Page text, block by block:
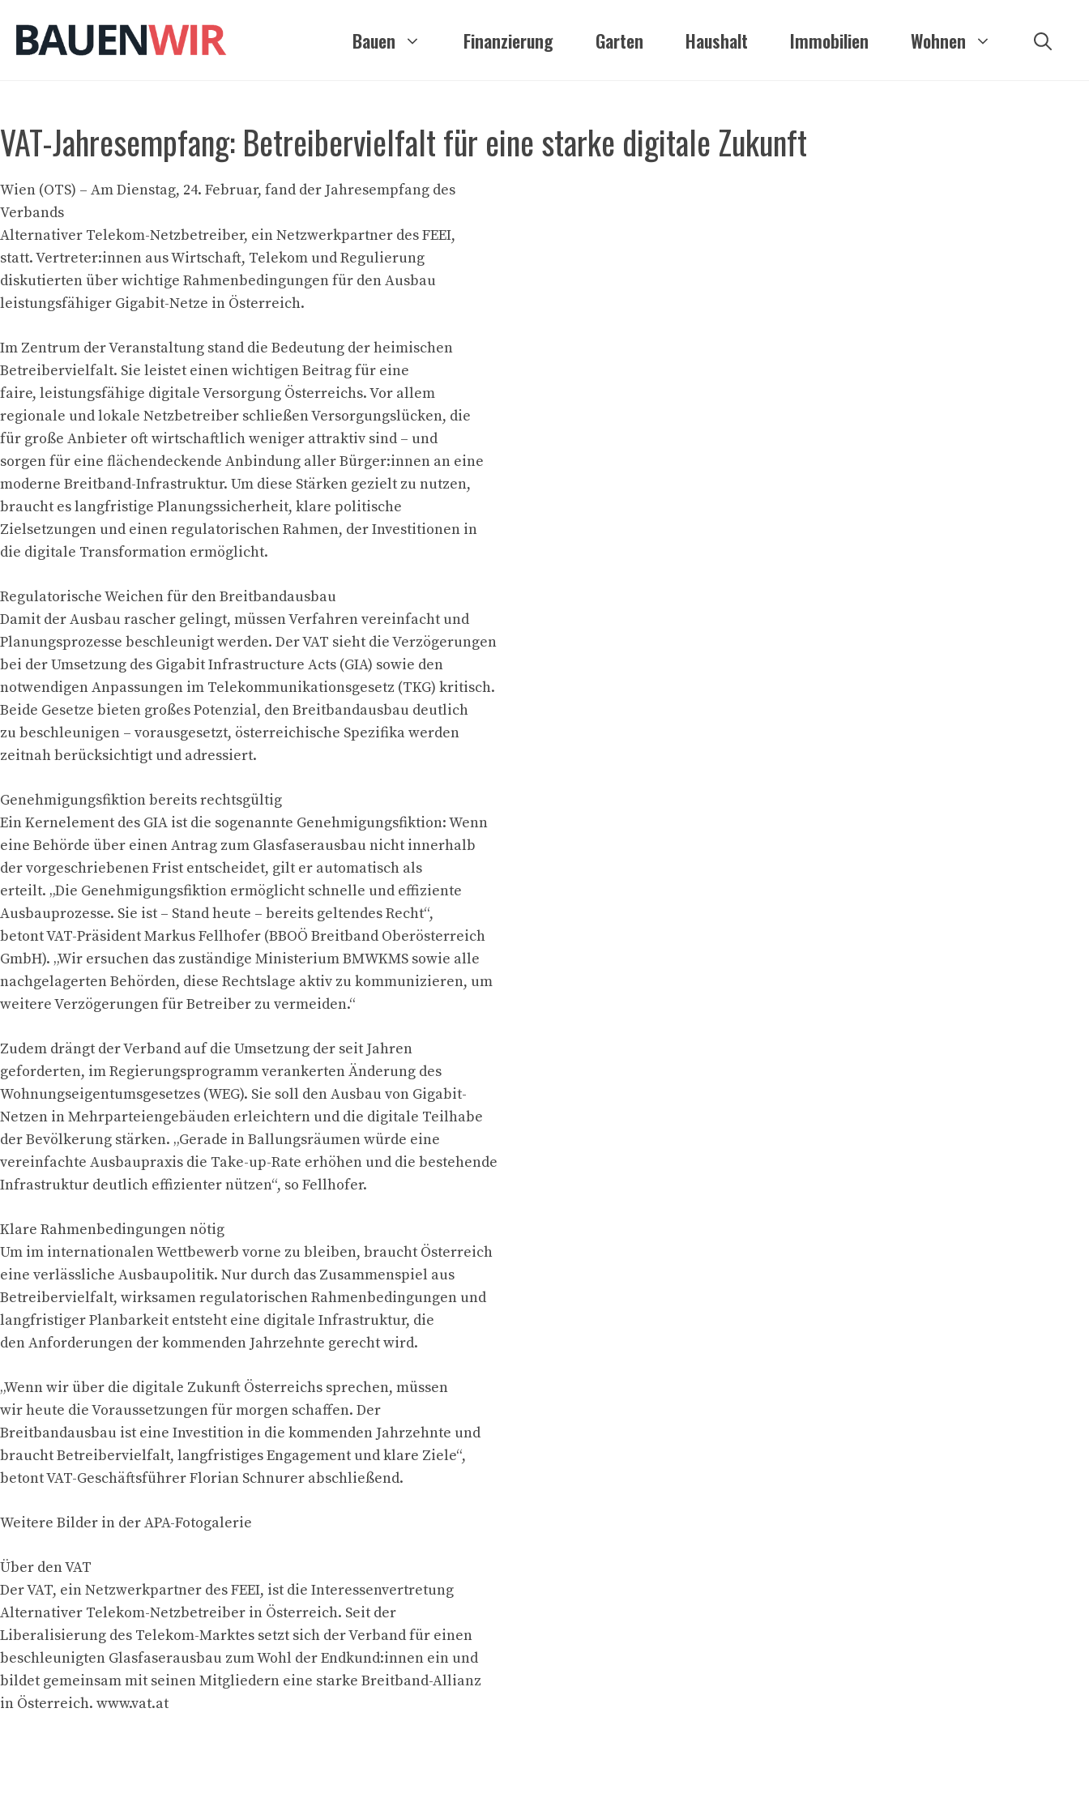
Inhalt
springen
Bauen Finanzierung Garten Haushalt Immobilien Wohnen
VAT-Jahresempfang: Betreibervielfalt für eine starke digitale Zukunft
Wien (OTS) – Am Dienstag, 24. Februar, fand der Jahresempfang des
Verbands
Alternativer Telekom-Netzbetreiber, ein Netzwerkpartner des FEEI,
statt. Vertreter:innen aus Wirtschaft, Telekom und Regulierung
diskutierten über wichtige Rahmenbedingungen für den Ausbau
leistungsfähiger Gigabit-Netze in Österreich.
Im Zentrum der Veranstaltung stand die Bedeutung der heimischen
Betreibervielfalt. Sie leistet einen wichtigen Beitrag für eine
faire, leistungsfähige digitale Versorgung Österreichs. Vor allem
regionale und lokale Netzbetreiber schließen Versorgungslücken, die
für große Anbieter oft wirtschaftlich weniger attraktiv sind – und
sorgen für eine flächendeckende Anbindung aller Bürger:innen an eine
moderne Breitband-Infrastruktur. Um diese Stärken gezielt zu nutzen,
braucht es langfristige Planungssicherheit, klare politische
Zielsetzungen und einen regulatorischen Rahmen, der Investitionen in
die digitale Transformation ermöglicht.
Regulatorische Weichen für den Breitbandausbau
Damit der Ausbau rascher gelingt, müssen Verfahren vereinfacht und
Planungsprozesse beschleunigt werden. Der VAT sieht die Verzögerungen
bei der Umsetzung des Gigabit Infrastructure Acts (GIA) sowie den
notwendigen Anpassungen im Telekommunikationsgesetz (TKG) kritisch.
Beide Gesetze bieten großes Potenzial, den Breitbandausbau deutlich
zu beschleunigen – vorausgesetzt, österreichische Spezifika werden
zeitnah berücksichtigt und adressiert.
Genehmigungsfiktion bereits rechtsgültig
Ein Kernelement des GIA ist die sogenannte Genehmigungsfiktion: Wenn
eine Behörde über einen Antrag zum Glasfaserausbau nicht innerhalb
der vorgeschriebenen Frist entscheidet, gilt er automatisch als
erteilt. „Die Genehmigungsfiktion ermöglicht schnelle und effiziente
Ausbauprozesse. Sie ist – Stand heute – bereits geltendes Recht“,
betont VAT-Präsident Markus Fellhofer (BBOÖ Breitband Oberösterreich
GmbH). „Wir ersuchen das zuständige Ministerium BMWKMS sowie alle
nachgelagerten Behörden, diese Rechtslage aktiv zu kommunizieren, um
weitere Verzögerungen für Betreiber zu vermeiden.“
Zudem drängt der Verband auf die Umsetzung der seit Jahren
geforderten, im Regierungsprogramm verankerten Änderung des
Wohnungseigentumsgesetzes (WEG). Sie soll den Ausbau von Gigabit-
Netzen in Mehrparteiengebäuden erleichtern und die digitale Teilhabe
der Bevölkerung stärken. „Gerade in Ballungsräumen würde eine
vereinfachte Ausbaupraxis die Take-up-Rate erhöhen und die bestehende
Infrastruktur deutlich effizienter nützen“, so Fellhofer.
Klare Rahmenbedingungen nötig
Um im internationalen Wettbewerb vorne zu bleiben, braucht Österreich
eine verlässliche Ausbaupolitik. Nur durch das Zusammenspiel aus
Betreibervielfalt, wirksamen regulatorischen Rahmenbedingungen und
langfristiger Planbarkeit entsteht eine digitale Infrastruktur, die
den Anforderungen der kommenden Jahrzehnte gerecht wird.
„Wenn wir über die digitale Zukunft Österreichs sprechen, müssen
wir heute die Voraussetzungen für morgen schaffen. Der
Breitbandausbau ist eine Investition in die kommenden Jahrzehnte und
braucht Betreibervielfalt, langfristiges Engagement und klare Ziele“,
betont VAT-Geschäftsführer Florian Schnurer abschließend.
Weitere Bilder in der APA-Fotogalerie
Über den VAT
Der VAT, ein Netzwerkpartner des FEEI, ist die Interessenvertretung
Alternativer Telekom-Netzbetreiber in Österreich. Seit der
Liberalisierung des Telekom-Marktes setzt sich der Verband für einen
beschleunigten Glasfaserausbau zum Wohl der Endkund:innen ein und
bildet gemeinsam mit seinen Mitgliedern eine starke Breitband-Allianz
in Österreich. www.vat.at